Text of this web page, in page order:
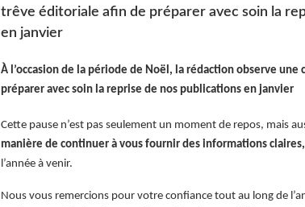
trêve éditoriale afin de préparer avec soin la
en janvier
À l’occasion de la période de Noël, la rédaction observe
préparer avec soin la reprise de nos publications en janvier
Cette pause n’est pas seulement un moment de repos, mais
manière de continuer à vous fournir des informations
l’année à venir.
Nous vous remercions pour votre confiance tout au long de